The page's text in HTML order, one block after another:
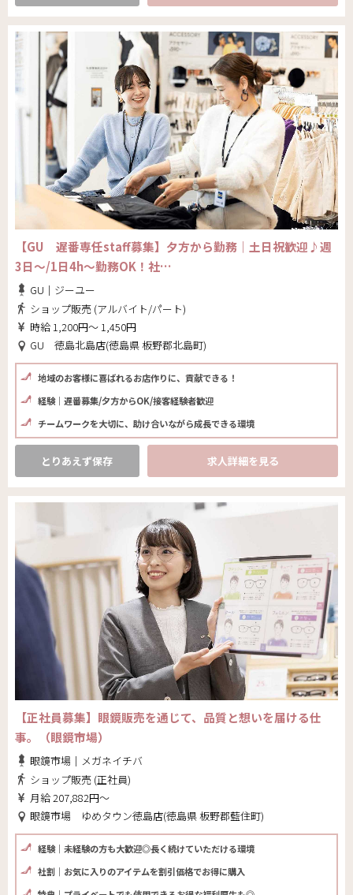
【GU 遅番専任staff募集】夕方から勤務｜土日祝歓迎♪週
3日～/1日4h～勤務OK！社…
GU｜ジーユー
ショップ販売 (アルバイト/パート)
時給 1,200円～ 1,450円
GU 徳島北島店(徳島県 板野郡北島町)
地域のお客様に喜ばれるお店作りに、貢献できる！
経験｜遅番募集/夕方からOK/接客経験者歓迎
チームワークを大切に、助け合いながら成長できる環境
とりあえず保存 求人詳細を見る
【正社員募集】眼鏡販売を通じて、品質と想いを届ける仕
事。（眼鏡市場）
眼鏡市場｜メガネイチバ
ショップ販売 (正社員)
月給 207,882円～
眼鏡市場 ゆめタウン徳島店(徳島県 板野郡藍住町)
経験｜未経験の方も大歓迎◎長く続けていただける環境
社割｜お気に入りのアイテムを割引価格でお得に購入